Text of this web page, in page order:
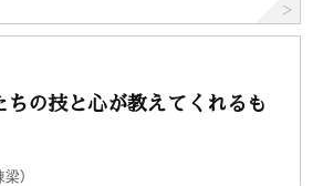
ちの技と心が教えてくれるも
）